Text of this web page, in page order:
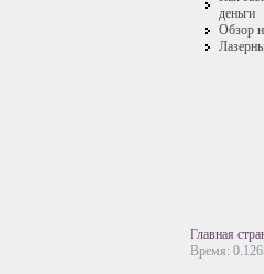
деньги
Обзор
Главная
Время: